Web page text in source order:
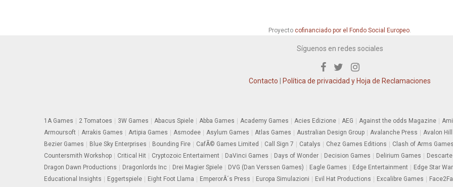
Proyecto cofinanciado por el Fondo Social Europeo.
Síguenos en redes sociales
Contacto Política de privacidad y Hoja de Reclamaciones
1A Games 2 Tomatoes 3W Games Abacus Spiele Abba Games Academy Games Acies Edizione AEG Against the odds Magazine
Armoursoft
Arrakis Games Artipia Games Asmodee Asylum Games Atlas Games Australian Design Group Avalanche Press
Avalon Hill
Bezier Games
Blue Sky Enterprises Bounding Fire CafÃ© Games Limited Call Sign 7 Catalys Chez Games Editions
Clash of Arms
Countersmith Workshop
Critical Hit Cryptozoic Entertaiment DaVinci Games Days of Wonder Decision Games Delirium Games
Dragon Dawn Productions
Dragonlords Inc Drei Magier Spiele DVG (Dan Verssen Games) Eagle Games Edge Entertainment
Edge Star
Educational Insights
Eggertspiele Eight Foot Llama EmperorÂ´s Press Europa Simulazioni Evil Hat Productions Excalibre Games